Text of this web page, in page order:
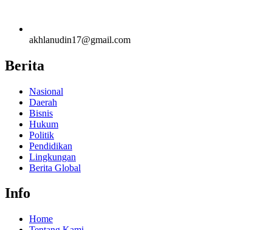
akhlanudin17@gmail.com
Berita
Nasional
Daerah
Bisnis
Hukum
Politik
Pendidikan
Lingkungan
Berita Global
Info
Home